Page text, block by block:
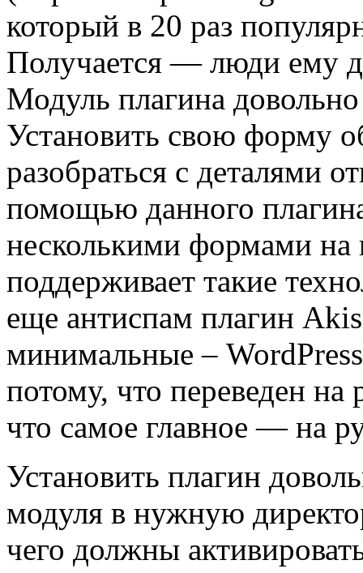
который в 20 раз
Получается — люди ему
Модуль плагина
Установить свою форму
разобраться с деталями
помощью данного
несколькими формами на
поддерживает такие
еще антиспам плагин
минимальные –
потому, что переведен
что самое главное — на
Установить плагин
модуля в нужную
чего должны